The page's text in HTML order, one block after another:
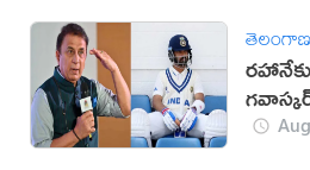
తెలంగాణ